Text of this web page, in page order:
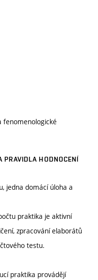
fenomenologické
PRAVIDLA HODNOCENÍ
jedna domácí úloha a
praktika je aktivní
zpracování elaborátů
testu.
praktika provádějí